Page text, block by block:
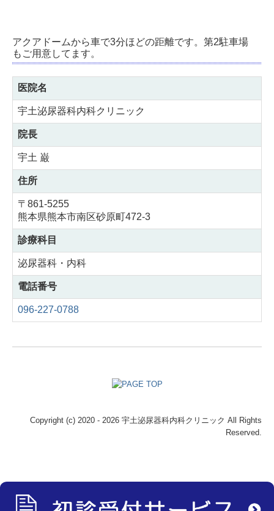
アクアドームから車で3分ほどの距離です。第2駐車場
もご用意してます。
医院名
宇土泌尿器科内科クリニック
院長
宇土 巌
住所
〒861-5255
熊本県熊本市南区砂原町472-3
診療科目
泌尿器科・内科
電話番号
096-227-0788
Copyright (c) 2020 - 2026 宇土泌尿器科内科クリニック All Rights
Reserved.